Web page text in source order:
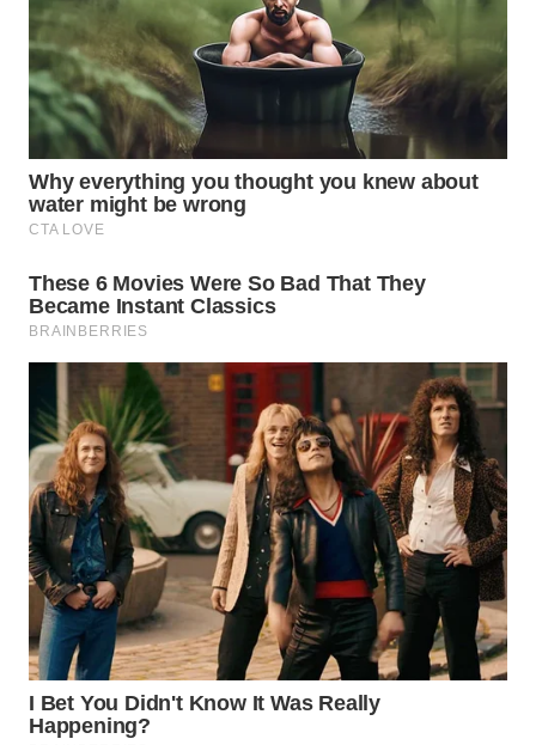
SEMARANG
WN
SOLO
WN
BOROBUDUR
WN
MADURA
SURABAYA
WN
NATUNA
WN
BINTAN
WN
MANDALIKA
WN